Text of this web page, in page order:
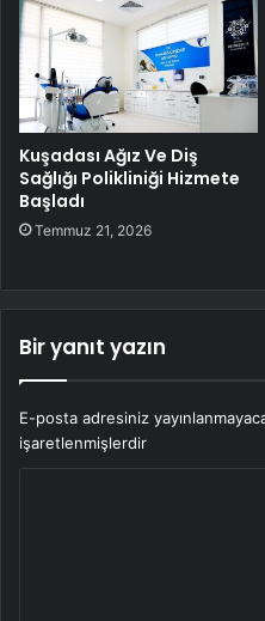
Kuşadası Ağız Ve Diş
Sağlığı Polikliniği Hizmete
Başladı
Temmuz 21, 2026
Bir yanıt yazın
E-posta adresiniz
işaretlenmişlerdir